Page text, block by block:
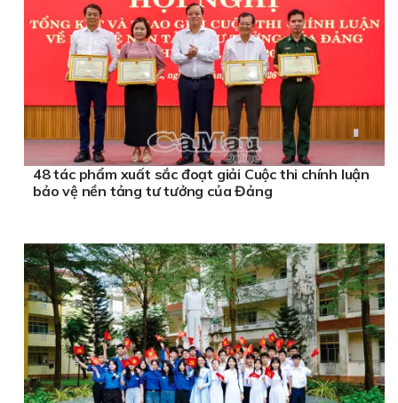
48 tác phẩm xuất sắc đoạt giải Cuộc thi chính luận
bảo vệ nền tảng tư tưởng của Đảng